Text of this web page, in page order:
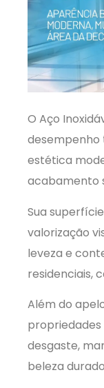
O Aço
desempenho
estética
acabamento
Sua
valorização
leveza e
residenciais,
Além do
propriedades
desgaste,
beleza